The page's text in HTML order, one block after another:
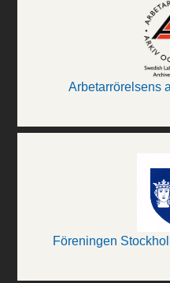
Arbetarrörelsens
Föreningen